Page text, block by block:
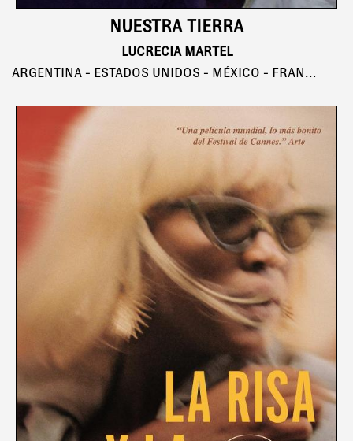
NUESTRA TIERRA
LUCRECIA MARTEL
ARGENTINA - ESTADOS UNIDOS - MÉXICO - FRANCIA - HOLANDA - DINAMARCA, 122'